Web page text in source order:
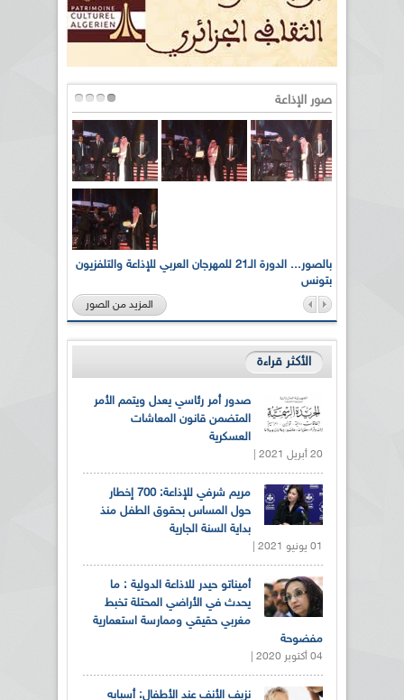
صور الإذاعة
بالصور... الدورة الـ21 للمهرجان العربي للإذاعة والتلفزيون
بتونس
المزيد من الصور
الأكثر قراءة
صدور أمر رئاسي يعدل ويتمم الأمر
المتضمن قانون المعاشات
العسكرية
20 أبريل 2021 |
مريم شرفي للإذاعة: 700 إخطار
حول المساس بحقوق الطفل منذ
بداية السنة الجارية
01 يونيو 2021 |
أميناتو حيدر للاذاعة الدولية : ما
يحدث في الأراضي المحتلة تخبط
مغربي حقيقي وممارسة استعمارية
مفضوحة
04 أكتوبر 2020 |
نزيف الأنف عند الأطفال: أسبابه